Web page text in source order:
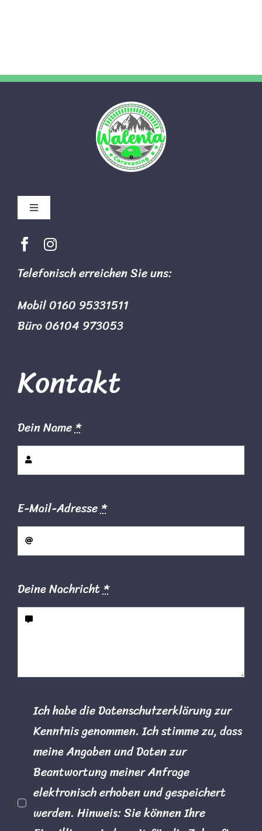
Toggle
Impressum
Datenschutz
Telefonisch erreichen Sie uns:
Mobil 0160 95331511
Büro 06104 973053
Kontakt
Dein Name*
E-Mail-Adresse*
Deine Nachricht*
Ich habe die Datenschutzerklärung zur
Kenntnis genommen. Ich stimme zu, dass
meine Angaben und Daten zur
Beantwortung meiner Anfrage
elektronisch erhoben und gespeichert
werden. Hinweis: Sie können Ihre